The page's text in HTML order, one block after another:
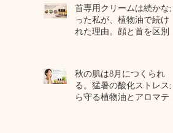
首専用クリームは続かなか
った私が、植物油で続けら
れた理由。顔と首を区別し
秋の肌は8月につくられ
る。猛暑の酸化ストレスか
ら守る植物油とアロマテラ